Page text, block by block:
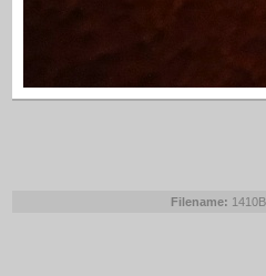
Filename: